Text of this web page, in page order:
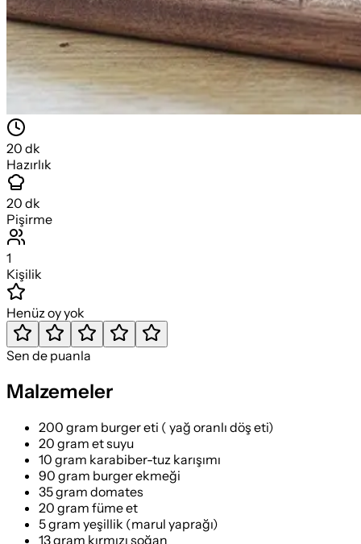
20 dk
Hazırlık
20 dk
Pişirme
1
Kişilik
Henüz oy yok
Sen de puanla
Malzemeler
200 gram burger eti ( yağ oranlı döş eti)
20 gram et suyu
10 gram karabiber-tuz karışımı
90 gram burger ekmeği
35 gram domates
20 gram füme et
5 gram yeşillik (marul yaprağı)
13 gram kırmızı soğan